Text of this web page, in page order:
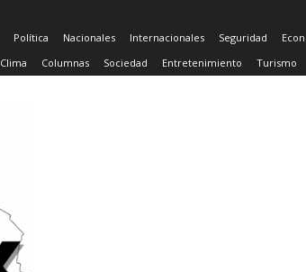
Política Nacionales Internacionales Seguridad
Clima Columnas Sociedad Entretenimiento Turismo